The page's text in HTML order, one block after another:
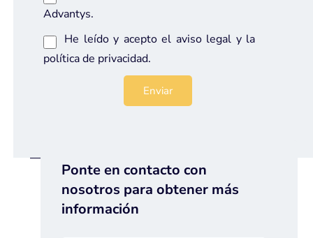
Advantys.
He leído y acepto el aviso legal y la
política de privacidad.
Ponte en contacto con
nosotros para obtener más
información